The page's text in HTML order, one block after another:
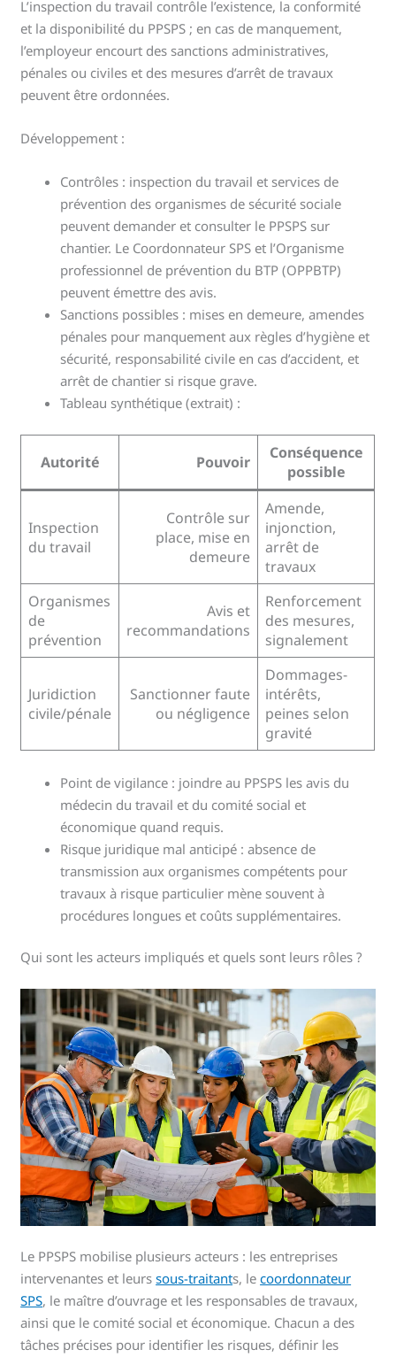
L’inspection du travail contrôle l’existence, la conformité
et la disponibilité du PPSPS ; en cas de manquement,
l’employeur encourt des sanctions administratives,
pénales ou civiles et des mesures d’arrêt de travaux
peuvent être ordonnées.
Développement :
Contrôles : inspection du travail et services de
prévention des organismes de sécurité sociale
peuvent demander et consulter le PPSPS sur
chantier. Le Coordonnateur SPS et l’Organisme
professionnel de prévention du BTP (OPPBTP)
peuvent émettre des avis.
Sanctions possibles : mises en demeure, amendes
pénales pour manquement aux règles d’hygiène et
sécurité, responsabilité civile en cas d’accident, et
arrêt de chantier si risque grave.
Tableau synthétique (extrait) :
Autorité Pouvoir
Conséquence
possible
Inspection
du travail
Contrôle sur
place, mise en
demeure
Amende,
injonction,
arrêt de
travaux
Organismes
de
prévention
Avis et
recommandations
Renforcement
des mesures,
signalement
Juridiction
civile/pénale
Sanctionner faute
ou négligence
Dommages-
intérêts,
peines selon
gravité
Point de vigilance : joindre au PPSPS les avis du
médecin du travail et du comité social et
économique quand requis.
Risque juridique mal anticipé : absence de
transmission aux organismes compétents pour
travaux à risque particulier mène souvent à
procédures longues et coûts supplémentaires.
Qui sont les acteurs impliqués et quels sont leurs rôles ?
Le PPSPS mobilise plusieurs acteurs : les entreprises
intervenantes et leurssous-traitants, lecoordonnateur
SPS, le maître d’ouvrage et les responsables de travaux,
ainsi que le comité social et économique. Chacun a des
tâches précises pour identifier les risques, définir les